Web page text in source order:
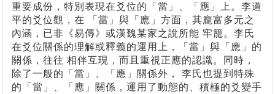
重要成份，特別表現在爻位的「當」、「應」上。李道
平的爻位觀，在 「當」與「應」方面，其龐富多元之
內涵，已非《易傳》或漢魏某家之說所能 牢籠。李氏
在爻位關係的理解或釋義的運用上，「當」與「應」的
關係，往往 相伴互現，而且重視正應的認識。同時，
除了一般的「當」、「應」關係外， 李氏也提到特殊
的「當」、「應」關係，運用了動態的、積極的爻變手